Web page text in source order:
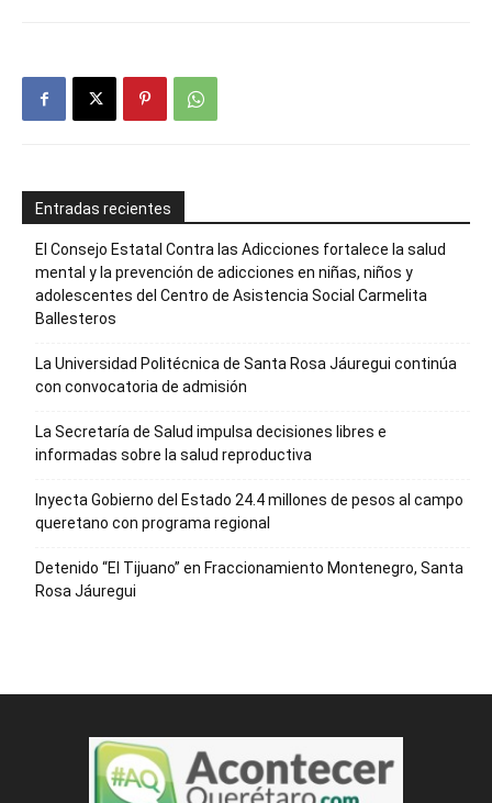
Entradas recientes
El Consejo Estatal Contra las Adicciones fortalece la salud
mental y la prevención de adicciones en niñas, niños y
adolescentes del Centro de Asistencia Social Carmelita
Ballesteros
La Universidad Politécnica de Santa Rosa Jáuregui continúa
con convocatoria de admisión
La Secretaría de Salud impulsa decisiones libres e
informadas sobre la salud reproductiva
Inyecta Gobierno del Estado 24.4 millones de pesos al campo
queretano con programa regional
Detenido “El Tijuano” en Fraccionamiento Montenegro, Santa
Rosa Jáuregui